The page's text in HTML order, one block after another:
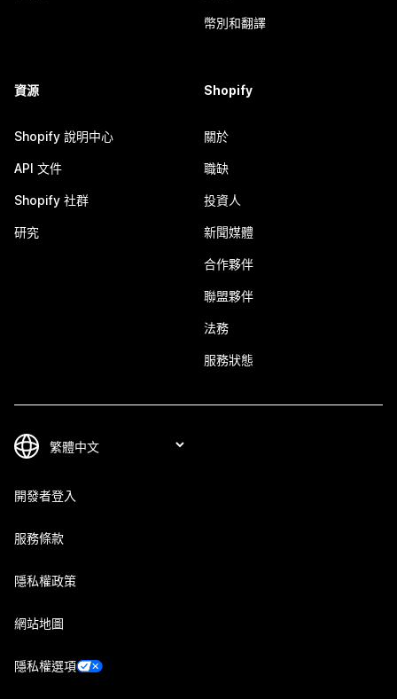
幣別和翻譯
資源
Shopify 說明中心
API 文件
Shopify 社群
研究
Shopify
關於
職缺
投資人
新聞媒體
合作夥伴
聯盟夥伴
法務
服務狀態
開發者登入
服務條款
隱私權政策
網站地圖
隱私權選項